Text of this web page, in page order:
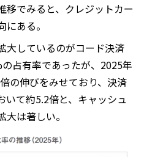
移でみると、クレジットカー
ある。
大しているのがコード決済
占有率であったが、2025年
の伸びをみせており、決済
いて約5.2倍と、キャッシュ
は著しい。